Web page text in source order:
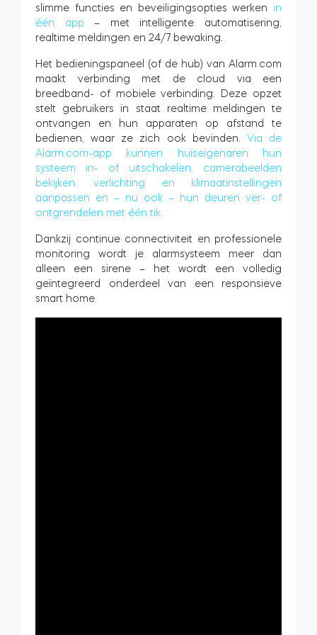
BleBox Smart Relais Module
Tedee Dry Contact
Tedee GO2
Nu kopen
slimme functies en beveiligingsopties werken in
één app – met intelligente automatisering,
realtime meldingen en 24/7 bewaking.
Het bedieningspaneel (of de hub) van Alarm.com
maakt verbinding met de cloud via een
breedband- of mobiele verbinding. Deze opzet
stelt gebruikers in staat realtime meldingen te
ontvangen en hun apparaten op afstand te
bedienen, waar ze zich ook bevinden. Via de
Alarm.com-app kunnen huiseigenaren hun
systeem in- of uitschakelen, camerabeelden
bekijken, verlichting en klimaatinstellingen
aanpassen en – nu ook – hun deuren ver- of
ontgrendelen met één tik.
Dankzij continue connectiviteit en professionele
monitoring wordt je alarmsysteem meer dan
alleen een sirene – het wordt een volledig
geïntegreerd onderdeel van een responsieve
smart home.